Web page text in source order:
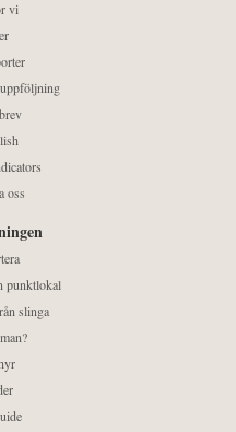
vi
oss
punktlokal
slinga